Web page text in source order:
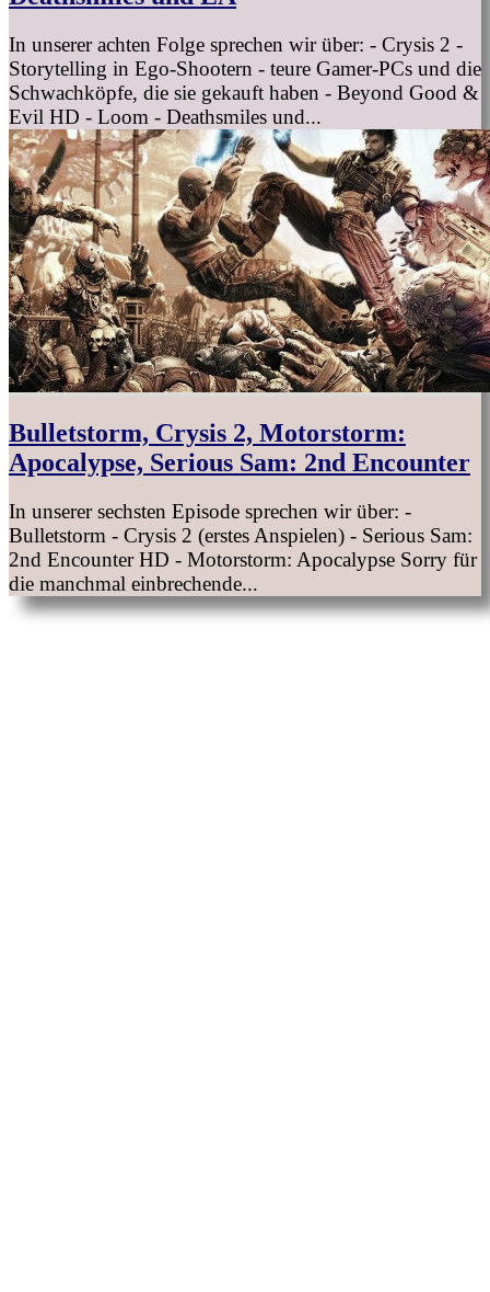
In unserer achten Folge sprechen wir über: - Crysis 2 -
Storytelling in Ego-Shootern - teure Gamer-PCs und die
Schwachköpfe, die sie gekauft haben - Beyond Good &
Evil HD - Loom - Deathsmiles und...
Bulletstorm, Crysis 2, Motorstorm:
Apocalypse, Serious Sam: 2nd Encounter
In unserer sechsten Episode sprechen wir über: -
Bulletstorm - Crysis 2 (erstes Anspielen) - Serious Sam:
2nd Encounter HD - Motorstorm: Apocalypse Sorry für
die manchmal einbrechende...